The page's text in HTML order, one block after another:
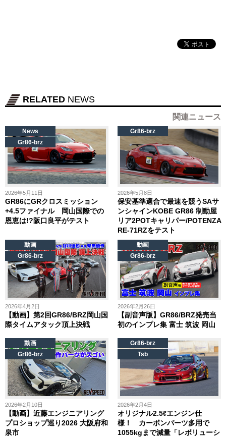
RELATED NEWS
関連ニュース
2026年5月11日
GR86にGRクロスミッション
+4.5ファイナル 岡山国際での
恩恵は!?阪口良平がテスト
News
Gr86-brz
2026年5月8日
保安基準適合で最速を競うSAサ
ンシャインKOBE GR86 制動屋
リア2POTキャリパー/POTENZA
RE-71RZをテスト
Gr86-brz
2026年4月2日
【動画】第2回GR86/BRZ岡山国
際タイムアタック頂上決戦
動画
Gr86-brz
2026年2月26日
【副音声版】GR86/BRZ発売当
初のインプレ集 富士 筑波 岡山
動画
Gr86-brz
2026年2月10日
【動画】近藤エンジニアリング
プロショップ巡り2026 大阪府和
泉市
動画
Gr86-brz
2026年2月4日
オリジナル2.5ℓエンジン仕
様！ カーボンパーツ多用で
1055kgまで減量「レボリューシ
Gr86-brz
Tsb